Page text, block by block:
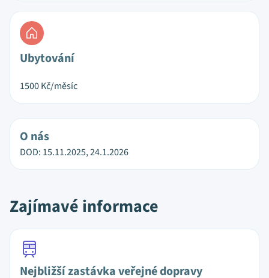
Ubytování
1500Kč/měsíc
O nás
DOD: 15.11.2025, 24.1.2026
Zajímavé informace
Nejbližší zastávka veřejné dopravy